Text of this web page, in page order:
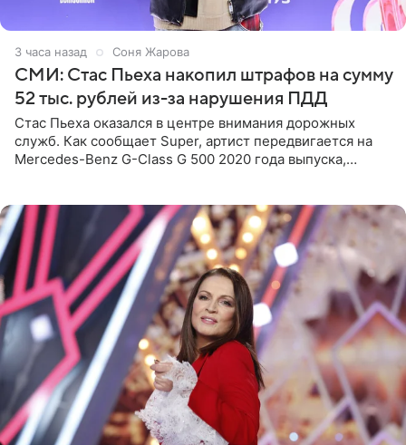
3 часа назад Соня Жарова
СМИ: Стас Пьеха накопил штрафов на сумму
52 тыс. рублей из-за нарушения ПДД
Стас Пьеха оказался в центре внимания дорожных
служб. Как сообщает Super, артист передвигается на
Mercedes-Benz G-Class G 500 2020 года выпуска,